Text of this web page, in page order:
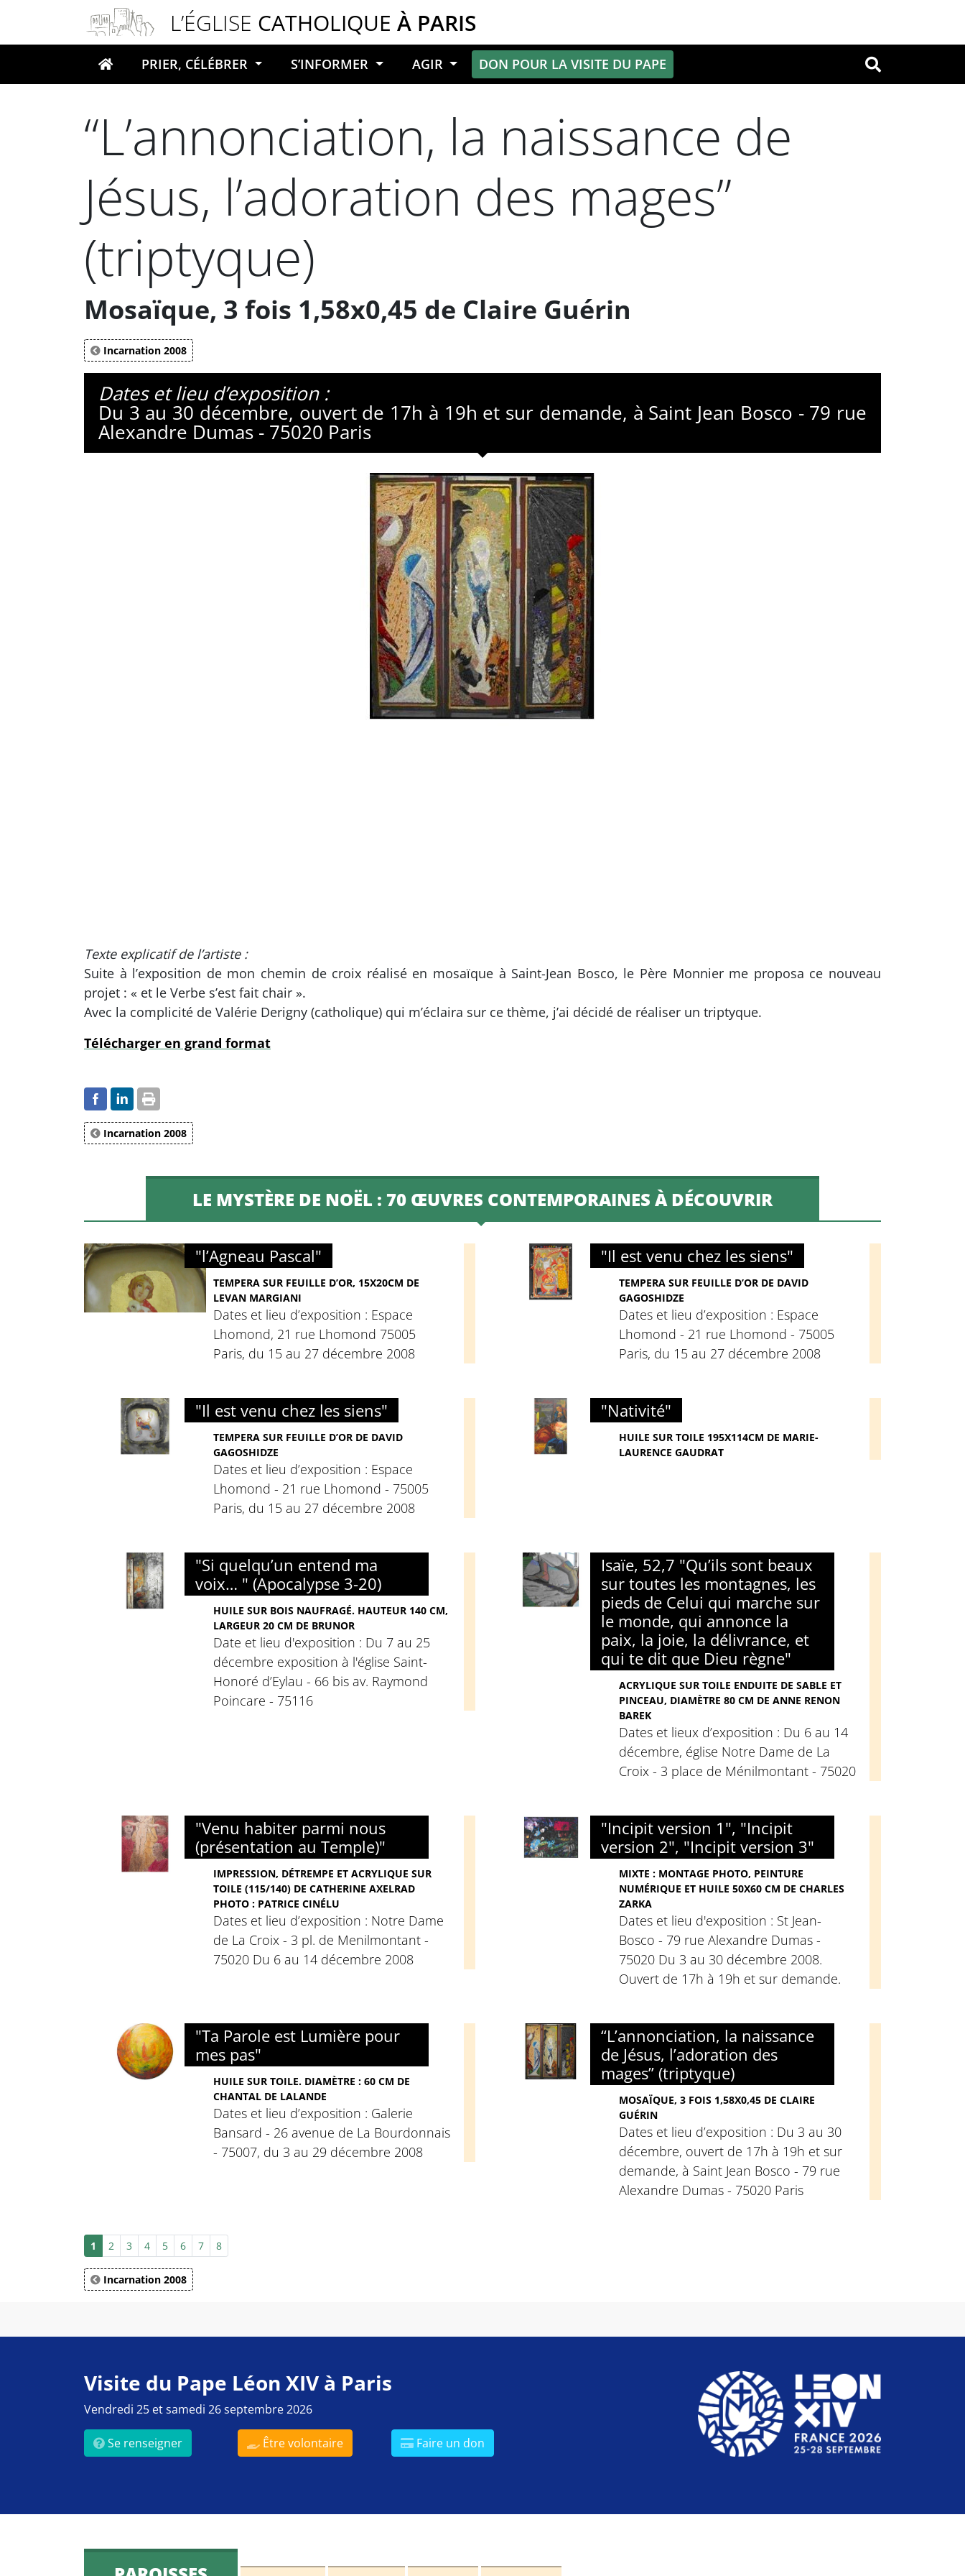
L’ÉGLISE CATHOLIQUE À PARIS
Votre recherche OK
PRIER, CÉLÉBRER S’INFORMER AGIR DON POUR LA VISITE DU PAPE
“L’annonciation, la naissance de
Jésus, l’adoration des mages”
(triptyque)
Mosaïque, 3 fois 1,58x0,45 de Claire Guérin
Incarnation 2008
Dates et lieu d’exposition :
Du 3 au 30 décembre, ouvert de 17h à 19h et sur demande, à Saint Jean Bosco - 79 rue
Alexandre Dumas - 75020 Paris
Texte explicatif de l’artiste :
Suite à l’exposition de mon chemin de croix réalisé en mosaïque à Saint-Jean Bosco, le Père Monnier me proposa ce nouveau
projet : « et le Verbe s’est fait chair ».
Avec la complicité de Valérie Derigny (catholique) qui m’éclaira sur ce thème, j’ai décidé de réaliser un triptyque.
Télécharger en grand format
Incarnation 2008
LE MYSTÈRE DE NOËL : 70 ŒUVRES CONTEMPORAINES À DÉCOUVRIR
"l’Agneau Pascal"
TEMPERA SUR FEUILLE D’OR, 15X20CM DE
LEVAN MARGIANI
Dates et lieu d’exposition : Espace
Lhomond, 21 rue Lhomond 75005
Paris, du 15 au 27 décembre 2008
"Il est venu chez les siens"
TEMPERA SUR FEUILLE D’OR DE DAVID
GAGOSHIDZE
Dates et lieu d’exposition : Espace
Lhomond - 21 rue Lhomond - 75005
Paris, du 15 au 27 décembre 2008
"Il est venu chez les siens"
TEMPERA SUR FEUILLE D’OR DE DAVID
GAGOSHIDZE
Dates et lieu d’exposition : Espace
Lhomond - 21 rue Lhomond - 75005
Paris, du 15 au 27 décembre 2008
"Nativité"
HUILE SUR TOILE 195X114CM DE MARIE-
LAURENCE GAUDRAT
"Si quelqu’un entend ma
voix… " (Apocalypse 3-20)
HUILE SUR BOIS NAUFRAGÉ. HAUTEUR 140 CM,
LARGEUR 20 CM DE BRUNOR
Date et lieu d'exposition : Du 7 au 25
décembre exposition à l'église Saint-
Honoré d’Eylau - 66 bis av. Raymond
Poincare - 75116
Isaïe, 52,7 "Qu’ils sont beaux
sur toutes les montagnes, les
pieds de Celui qui marche sur
le monde, qui annonce la
paix, la joie, la délivrance, et
qui te dit que Dieu règne"
ACRYLIQUE SUR TOILE ENDUITE DE SABLE ET
PINCEAU, DIAMÈTRE 80 CM DE ANNE RENON
BAREK
Dates et lieux d’exposition : Du 6 au 14
décembre, église Notre Dame de La
Croix - 3 place de Ménilmontant - 75020
"Venu habiter parmi nous
(présentation au Temple)"
IMPRESSION, DÉTREMPE ET ACRYLIQUE SUR
TOILE (115/140) DE CATHERINE AXELRAD
PHOTO : PATRICE CINÉLU
Dates et lieu d’exposition : Notre Dame
de La Croix - 3 pl. de Menilmontant -
75020 Du 6 au 14 décembre 2008
"Incipit version 1", "Incipit
version 2", "Incipit version 3"
MIXTE : MONTAGE PHOTO, PEINTURE
NUMÉRIQUE ET HUILE 50X60 CM DE CHARLES
ZARKA
Dates et lieu d'exposition : St Jean-
Bosco - 79 rue Alexandre Dumas -
75020 Du 3 au 30 décembre 2008.
Ouvert de 17h à 19h et sur demande.
"Ta Parole est Lumière pour
mes pas"
HUILE SUR TOILE. DIAMÈTRE : 60 CM DE
CHANTAL DE LALANDE
Dates et lieu d’exposition : Galerie
Bansard - 26 avenue de La Bourdonnais
- 75007, du 3 au 29 décembre 2008
“L’annonciation, la naissance
de Jésus, l’adoration des
mages” (triptyque)
MOSAÏQUE, 3 FOIS 1,58X0,45 DE CLAIRE
GUÉRIN
Dates et lieu d’exposition : Du 3 au 30
décembre, ouvert de 17h à 19h et sur
demande, à Saint Jean Bosco - 79 rue
Alexandre Dumas - 75020 Paris
1 2 3 4 5 6 7 8
Incarnation 2008
Visite du Pape Léon XIV à Paris
Vendredi 25 et samedi 26 septembre 2026
Se renseigner Être volontaire Faire un don
Panneau de gestion des cookies